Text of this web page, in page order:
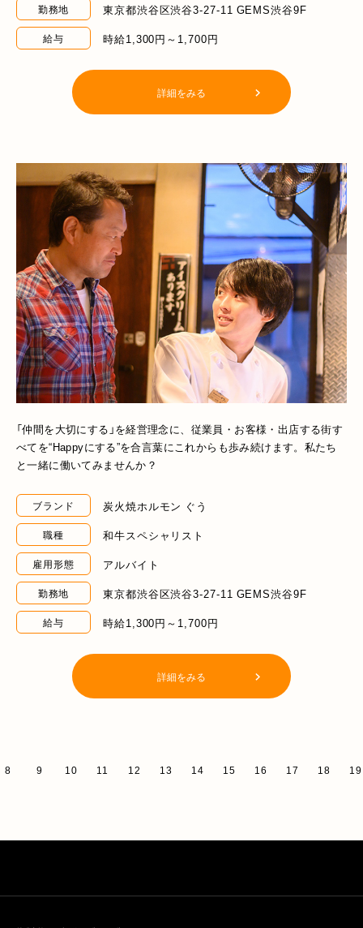
勤務地 東京都渋谷区渋谷3-27-11 GEMS渋谷9F
給与 時給1,300円～1,700円
詳細をみる
「仲間を大切にする」を経営理念に、従業員・お客様・出店する街す
べてを“Happyにする”を合言葉にこれからも歩み続けます。私たち
と一緒に働いてみませんか？
ブランド 炭火焼ホルモン ぐう
職種 和牛スペシャリスト
雇用形態 アルバイト
勤務地 東京都渋谷区渋谷3-27-11 GEMS渋谷9F
給与 時給1,300円～1,700円
詳細をみる
8 9 10 11 12 13 14 15 16 17 18 19